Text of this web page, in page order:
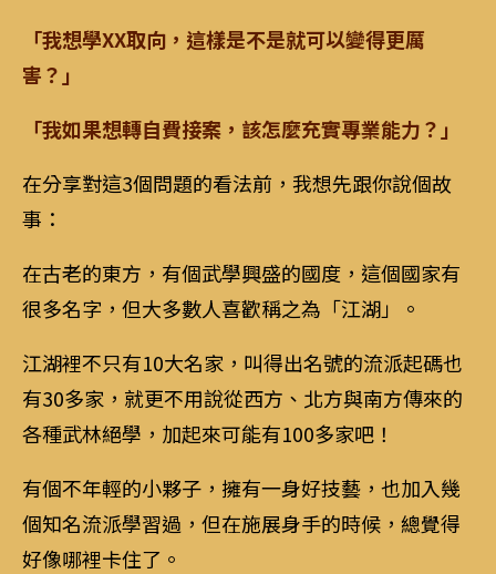
「我想學XX取向，這樣是不是就可以變得更厲
害？」
「我如果想轉自費接案，該怎麼充實專業能力？」
在分享對這3個問題的看法前，我想先跟你說個故
事：
在古老的東方，有個武學興盛的國度，這個國家有
很多名字，但大多數人喜歡稱之為「江湖」。
江湖裡不只有10大名家，叫得出名號的流派起碼也
有30多家，就更不用說從西方、北方與南方傳來的
各種武林絕學，加起來可能有100多家吧！
有個不年輕的小夥子，擁有一身好技藝，也加入幾
個知名流派學習過，但在施展身手的時候，總覺得
好像哪裡卡住了。